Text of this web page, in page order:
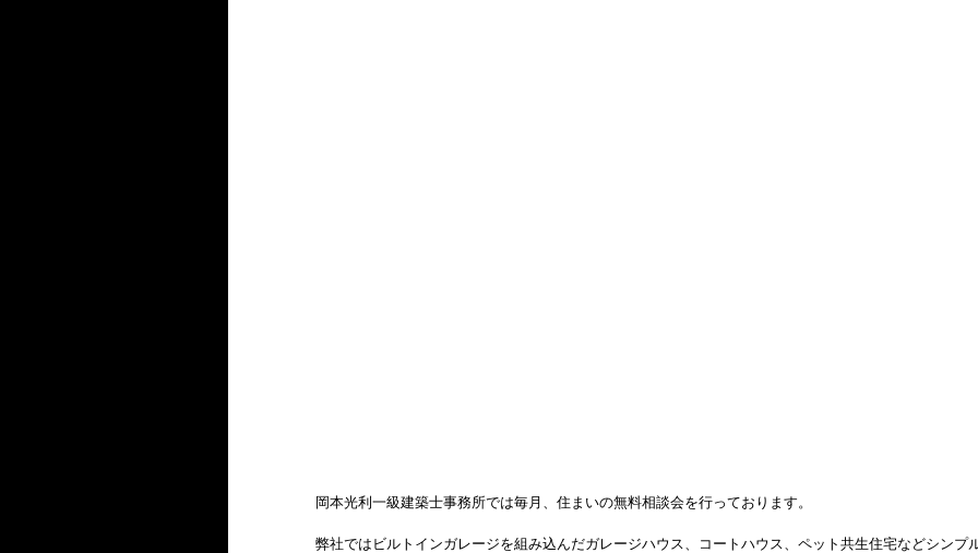
岡本光利一級建築士事務所では毎月、住まいの無料相談会を行っております。
弊社ではビルトインガレージを組み込んだガレージハウス、コートハウス、ペット共生住宅などシンプ